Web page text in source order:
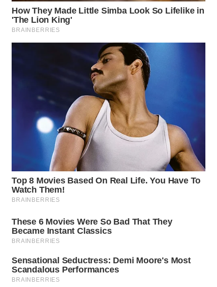
WN
KUNINGAN
WN
WN
SUKABUMI
PURWAKARTA
WN
PRIANGAN
WN
SEMARANG
WN
SOLO